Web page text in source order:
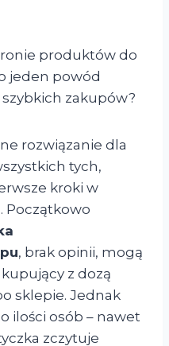
produktów do
jeden powód
szybkich zakupów?
rozwiązanie dla
tych,
kroki w
Początkowo
, brak opinii, mogą
z dozą
sklepie. Jednak
ilości osób – nawet
zczytuje